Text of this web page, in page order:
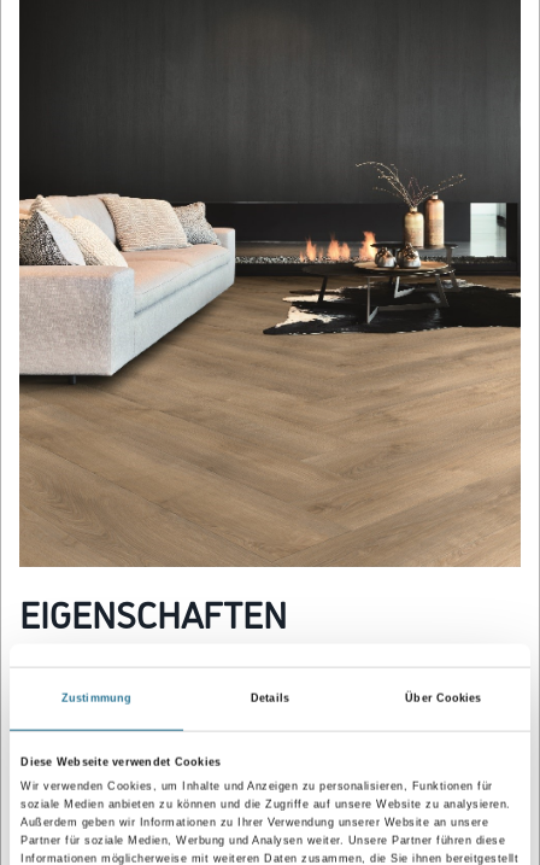
Zustimmung Details Über Cookies
Diese Webseite verwendet Cookies
Wir verwenden Cookies, um Inhalte und Anzeigen zu personalisieren, Funktionen für
soziale Medien anbieten zu können und die Zugriffe auf unsere Website zu analysieren.
Außerdem geben wir Informationen zu Ihrer Verwendung unserer Website an unsere
Partner für soziale Medien, Werbung und Analysen weiter. Unsere Partner führen diese
Informationen möglicherweise mit weiteren Daten zusammen, die Sie ihnen bereitgestellt
EIGENSCHAFTEN
Heterogener "Kunststoff-bodenbelag"
Pflegeleicht
Fußwarm
Trittschalldämmend
Wasser-/Feuchtigkeits- & Schmutzunempfindlichkeit